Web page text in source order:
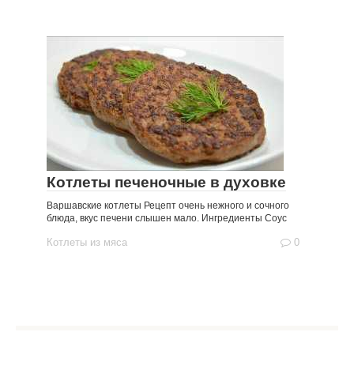
Котлеты печеночные в духовке
Варшавские котлеты Рецепт очень нежного и сочного
блюда, вкус печени слышен мало. Ингредиенты Соус
Котлеты из мяса 0